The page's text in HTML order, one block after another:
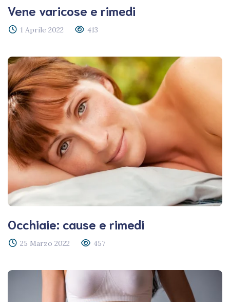
Vene varicose e rimedi
1 Aprile 2022 413
Occhiaie: cause e rimedi
25 Marzo 2022 457